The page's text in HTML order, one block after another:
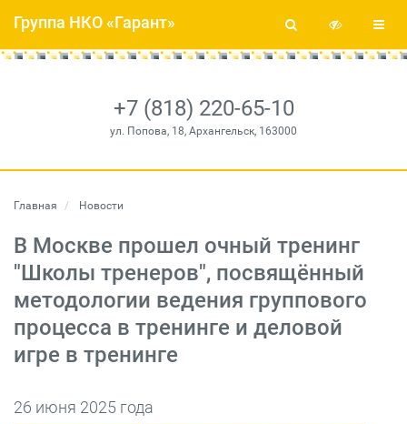
+7 (818) 220-65-10
ул. Попова, 18, Архангельск, 163000
Группа НКО «Гарант»
Главная Новости
В Москве прошел очный тренинг
"Школы тренеров", посвящённый
методологии ведения группового
процесса в тренинге и деловой
игре в тренинге
26 июня 2025 года